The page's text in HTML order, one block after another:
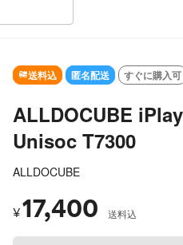
SOLD OUT
送料込 匿名配送 すぐに購入可
ALLDOCUBE
Unisoc T7300
ALLDOCUBE
¥17,400 送料込